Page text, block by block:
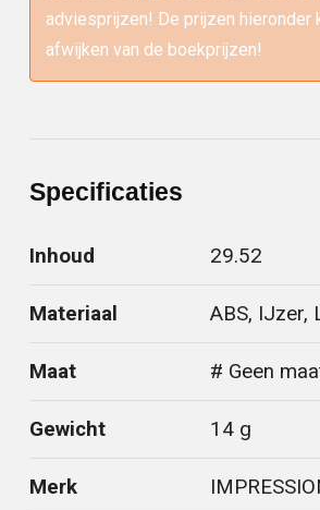
adviesprijzen! De prijzen hieronder
afwijken van de boekprijzen!
Specificaties
Inhoud 29.52
Materiaal ABS, IJzer,
Maat # Geen
Gewicht 14 g
Merk